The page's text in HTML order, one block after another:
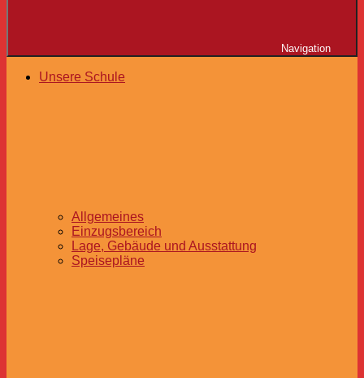
Navigation
Unsere Schule
Allgemeines
Einzugsbereich
Lage, Gebäude und Ausstattung
Speisepläne